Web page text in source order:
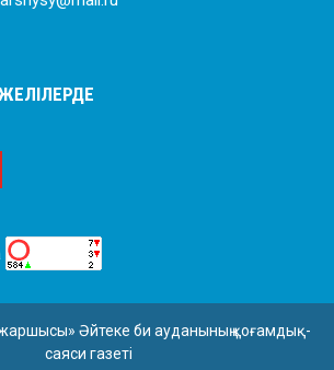
Әйтеке би ауданының қоғамдық-
саяси газеті